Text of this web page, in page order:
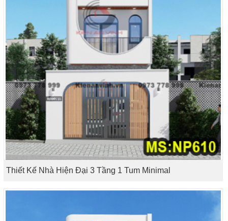
Thiết Kế Nhà Hiện Đại 3 Tầng 1 Tum Minimal